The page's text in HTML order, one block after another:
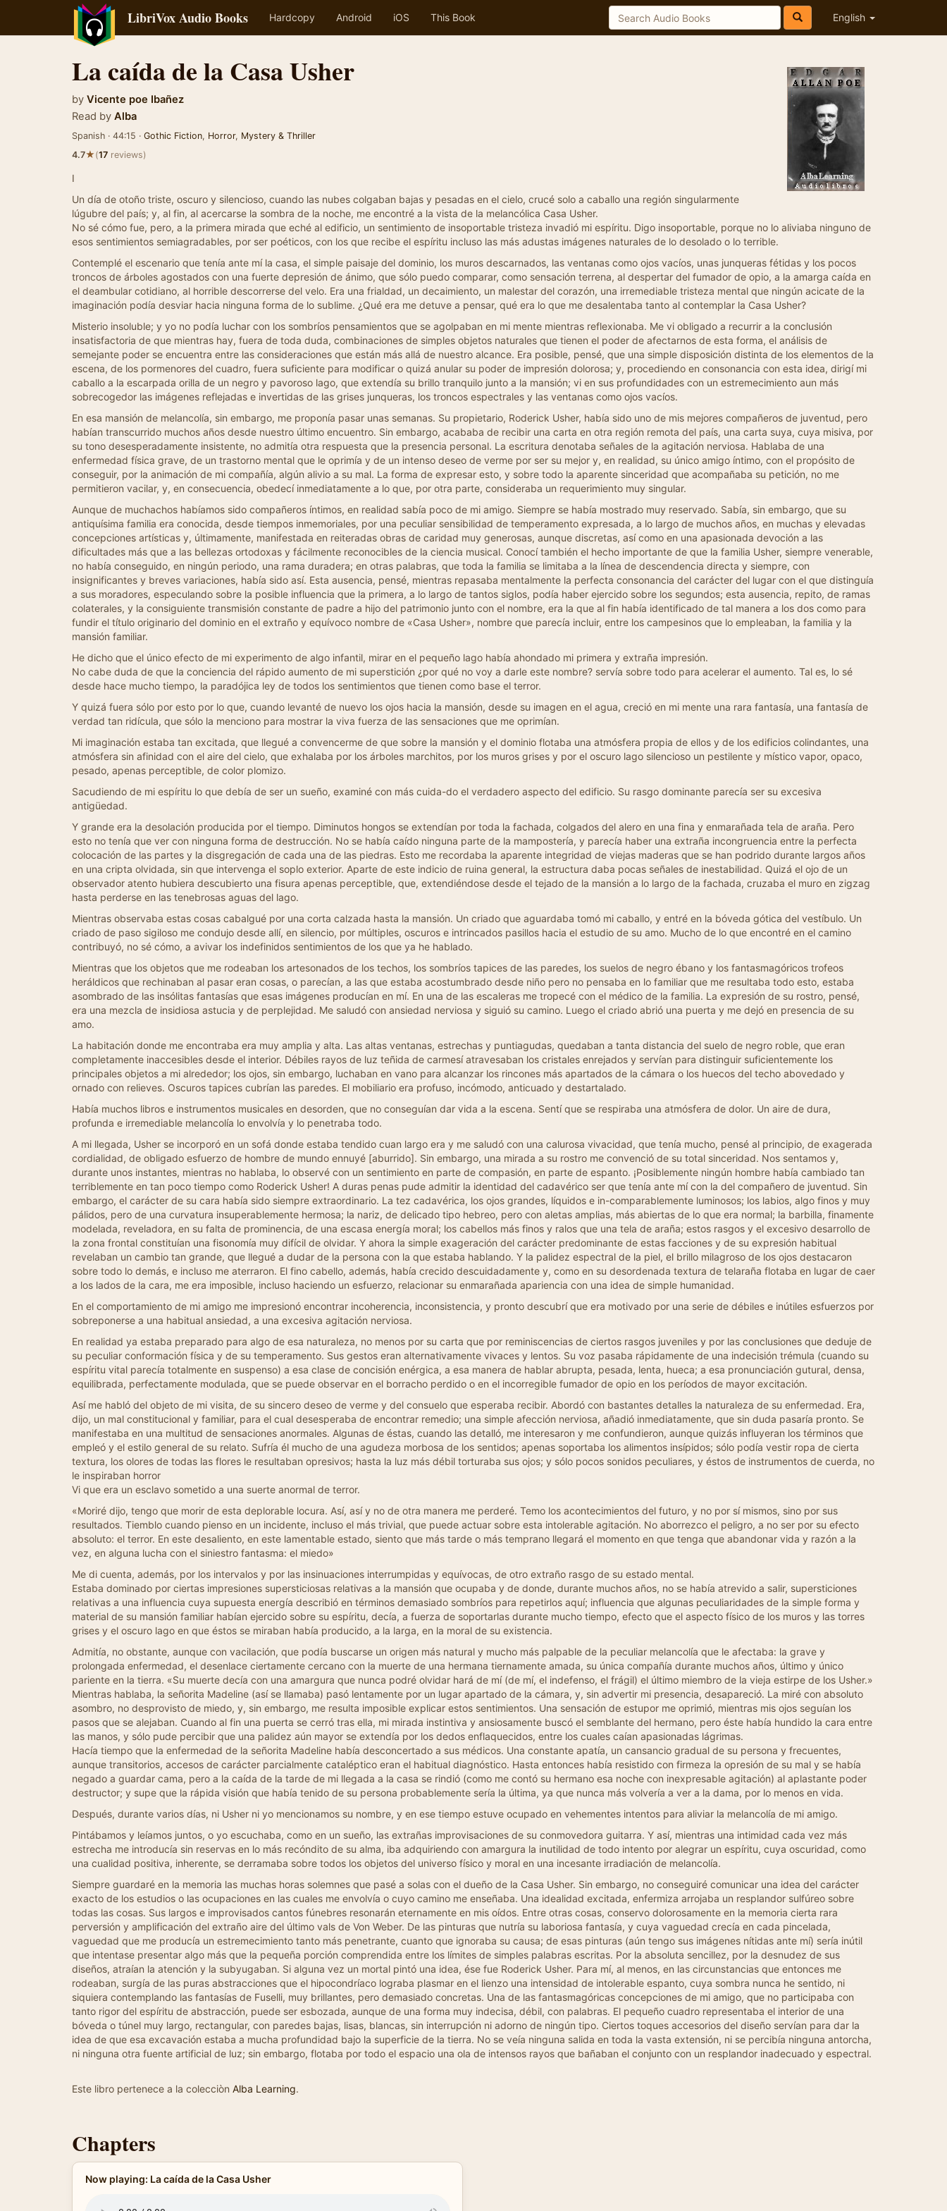
LibriVox Audio Books Hardcopy Android iOS This Book English
La caída de la Casa Usher
by Vicente poe Ibañez
Read by Alba
Spanish · 44:15 · Gothic Fiction, Horror, Mystery & Thriller
4.7★(17 reviews)
I
Un día de otoño triste, oscuro y silencioso, cuando las nubes colgaban bajas y pesadas en el cielo, crucé solo a caballo una región singularmente
lúgubre del país; y, al fin, al acercarse la sombra de la noche, me encontré a la vista de la melancólica Casa Usher.
No sé cómo fue, pero, a la primera mirada que eché al edificio, un sentimiento de insoportable tristeza invadió mi espíritu. Digo insoportable, porque no lo aliviaba ninguno de
esos sentimientos semiagradables, por ser poéticos, con los que recibe el espíritu incluso las más adustas imágenes naturales de lo desolado o lo terrible.
Contemplé el escenario que tenía ante mí la casa, el simple paisaje del dominio, los muros descarnados, las ventanas como ojos vacíos, unas junqueras fétidas y los pocos
troncos de árboles agostados con una fuerte depresión de ánimo, que sólo puedo comparar, como sensación terrena, al despertar del fumador de opio, a la amarga caída en
el deambular cotidiano, al horrible descorrerse del velo. Era una frialdad, un decaimiento, un malestar del corazón, una irremediable tristeza mental que ningún acicate de la
imaginación podía desviar hacia ninguna forma de lo sublime. ¿Qué era me detuve a pensar, qué era lo que me desalentaba tanto al contemplar la Casa Usher?
Misterio insoluble; y yo no podía luchar con los sombríos pensamientos que se agolpaban en mi mente mientras reflexionaba. Me vi obligado a recurrir a la conclusión
insatisfactoria de que mientras hay, fuera de toda duda, combinaciones de simples objetos naturales que tienen el poder de afectarnos de esta forma, el análisis de
semejante poder se encuentra entre las consideraciones que están más allá de nuestro alcance. Era posible, pensé, que una simple disposición distinta de los elementos de la
escena, de los pormenores del cuadro, fuera suficiente para modificar o quizá anular su poder de impresión dolorosa; y, procediendo en consonancia con esta idea, dirigí mi
caballo a la escarpada orilla de un negro y pavoroso lago, que extendía su brillo tranquilo junto a la mansión; vi en sus profundidades con un estremecimiento aun más
sobrecogedor las imágenes reflejadas e invertidas de las grises junqueras, los troncos espectrales y las ventanas como ojos vacíos.
En esa mansión de melancolía, sin embargo, me proponía pasar unas semanas. Su propietario, Roderick Usher, había sido uno de mis mejores compañeros de juventud, pero
habían transcurrido muchos años desde nuestro último encuentro. Sin embargo, acababa de recibir una carta en otra región remota del país, una carta suya, cuya misiva, por
su tono desesperadamente insistente, no admitía otra respuesta que la presencia personal. La escritura denotaba señales de la agitación nerviosa. Hablaba de una
enfermedad física grave, de un trastorno mental que le oprimía y de un intenso deseo de verme por ser su mejor y, en realidad, su único amigo íntimo, con el propósito de
conseguir, por la animación de mi compañía, algún alivio a su mal. La forma de expresar esto, y sobre todo la aparente sinceridad que acompañaba su petición, no me
permitieron vacilar, y, en consecuencia, obedecí inmediatamente a lo que, por otra parte, consideraba un requerimiento muy singular.
Aunque de muchachos habíamos sido compañeros íntimos, en realidad sabía poco de mi amigo. Siempre se había mostrado muy reservado. Sabía, sin embargo, que su
antiquísima familia era conocida, desde tiempos inmemoriales, por una peculiar sensibilidad de temperamento expresada, a lo largo de muchos años, en muchas y elevadas
concepciones artísticas y, últimamente, manifestada en reiteradas obras de caridad muy generosas, aunque discretas, así como en una apasionada devoción a las
dificultades más que a las bellezas ortodoxas y fácilmente reconocibles de la ciencia musical. Conocí también el hecho importante de que la familia Usher, siempre venerable,
no había conseguido, en ningún periodo, una rama duradera; en otras palabras, que toda la familia se limitaba a la línea de descendencia directa y siempre, con
insignificantes y breves variaciones, había sido así. Esta ausencia, pensé, mientras repasaba mentalmente la perfecta consonancia del carácter del lugar con el que distinguía
a sus moradores, especulando sobre la posible influencia que la primera, a lo largo de tantos siglos, podía haber ejercido sobre los segundos; esta ausencia, repito, de ramas
colaterales, y la consiguiente transmisión constante de padre a hijo del patrimonio junto con el nombre, era la que al fin había identificado de tal manera a los dos como para
fundir el título originario del dominio en el extraño y equívoco nombre de «Casa Usher», nombre que parecía incluir, entre los campesinos que lo empleaban, la familia y la
mansión familiar.
He dicho que el único efecto de mi experimento de algo infantil, mirar en el pequeño lago había ahondado mi primera y extraña impresión.
No cabe duda de que la conciencia del rápido aumento de mi superstición ¿por qué no voy a darle este nombre? servía sobre todo para acelerar el aumento. Tal es, lo sé
desde hace mucho tiempo, la paradójica ley de todos los sentimientos que tienen como base el terror.
Y quizá fuera sólo por esto por lo que, cuando levanté de nuevo los ojos hacia la mansión, desde su imagen en el agua, creció en mi mente una rara fantasía, una fantasía de
verdad tan ridícula, que sólo la menciono para mostrar la viva fuerza de las sensaciones que me oprimían.
Mi imaginación estaba tan excitada, que llegué a convencerme de que sobre la mansión y el dominio flotaba una atmósfera propia de ellos y de los edificios colindantes, una
atmósfera sin afinidad con el aire del cielo, que exhalaba por los árboles marchitos, por los muros grises y por el oscuro lago silencioso un pestilente y místico vapor, opaco,
pesado, apenas perceptible, de color plomizo.
Sacudiendo de mi espíritu lo que debía de ser un sueño, examiné con más cuida-do el verdadero aspecto del edificio. Su rasgo dominante parecía ser su excesiva
antigüedad.
Y grande era la desolación producida por el tiempo. Diminutos hongos se extendían por toda la fachada, colgados del alero en una fina y enmarañada tela de araña. Pero
esto no tenía que ver con ninguna forma de destrucción. No se había caído ninguna parte de la mampostería, y parecía haber una extraña incongruencia entre la perfecta
colocación de las partes y la disgregación de cada una de las piedras. Esto me recordaba la aparente integridad de viejas maderas que se han podrido durante largos años
en una cripta olvidada, sin que intervenga el soplo exterior. Aparte de este indicio de ruina general, la estructura daba pocas señales de inestabilidad. Quizá el ojo de un
observador atento hubiera descubierto una fisura apenas perceptible, que, extendiéndose desde el tejado de la mansión a lo largo de la fachada, cruzaba el muro en zigzag
hasta perderse en las tenebrosas aguas del lago.
Mientras observaba estas cosas cabalgué por una corta calzada hasta la mansión. Un criado que aguardaba tomó mi caballo, y entré en la bóveda gótica del vestíbulo. Un
criado de paso sigiloso me condujo desde allí, en silencio, por múltiples, oscuros e intrincados pasillos hacia el estudio de su amo. Mucho de lo que encontré en el camino
contribuyó, no sé cómo, a avivar los indefinidos sentimientos de los que ya he hablado.
Mientras que los objetos que me rodeaban los artesonados de los techos, los sombríos tapices de las paredes, los suelos de negro ébano y los fantasmagóricos trofeos
heráldicos que rechinaban al pasar eran cosas, o parecían, a las que estaba acostumbrado desde niño pero no pensaba en lo familiar que me resultaba todo esto, estaba
asombrado de las insólitas fantasías que esas imágenes producían en mí. En una de las escaleras me tropecé con el médico de la familia. La expresión de su rostro, pensé,
era una mezcla de insidiosa astucia y de perplejidad. Me saludó con ansiedad nerviosa y siguió su camino. Luego el criado abrió una puerta y me dejó en presencia de su
amo.
La habitación donde me encontraba era muy amplia y alta. Las altas ventanas, estrechas y puntiagudas, quedaban a tanta distancia del suelo de negro roble, que eran
completamente inaccesibles desde el interior. Débiles rayos de luz teñida de carmesí atravesaban los cristales enrejados y servían para distinguir suficientemente los
principales objetos a mi alrededor; los ojos, sin embargo, luchaban en vano para alcanzar los rincones más apartados de la cámara o los huecos del techo abovedado y
ornado con relieves. Oscuros tapices cubrían las paredes. El mobiliario era profuso, incómodo, anticuado y destartalado.
Había muchos libros e instrumentos musicales en desorden, que no conseguían dar vida a la escena. Sentí que se respiraba una atmósfera de dolor. Un aire de dura,
profunda e irremediable melancolía lo envolvía y lo penetraba todo.
A mi llegada, Usher se incorporó en un sofá donde estaba tendido cuan largo era y me saludó con una calurosa vivacidad, que tenía mucho, pensé al principio, de exagerada
cordialidad, de obligado esfuerzo de hombre de mundo ennuyé [aburrido]. Sin embargo, una mirada a su rostro me convenció de su total sinceridad. Nos sentamos y,
durante unos instantes, mientras no hablaba, lo observé con un sentimiento en parte de compasión, en parte de espanto. ¡Posiblemente ningún hombre había cambiado tan
terriblemente en tan poco tiempo como Roderick Usher! A duras penas pude admitir la identidad del cadavérico ser que tenía ante mí con la del compañero de juventud. Sin
embargo, el carácter de su cara había sido siempre extraordinario. La tez cadavérica, los ojos grandes, líquidos e in-comparablemente luminosos; los labios, algo finos y muy
pálidos, pero de una curvatura insuperablemente hermosa; la nariz, de delicado tipo hebreo, pero con aletas amplias, más abiertas de lo que era normal; la barbilla, finamente
modelada, reveladora, en su falta de prominencia, de una escasa energía moral; los cabellos más finos y ralos que una tela de araña; estos rasgos y el excesivo desarrollo de
la zona frontal constituían una fisonomía muy difícil de olvidar. Y ahora la simple exageración del carácter predominante de estas facciones y de su expresión habitual
revelaban un cambio tan grande, que llegué a dudar de la persona con la que estaba hablando. Y la palidez espectral de la piel, el brillo milagroso de los ojos destacaron
sobre todo lo demás, e incluso me aterraron. El fino cabello, además, había crecido descuidadamente y, como en su desordenada textura de telaraña flotaba en lugar de caer
a los lados de la cara, me era imposible, incluso haciendo un esfuerzo, relacionar su enmarañada apariencia con una idea de simple humanidad.
En el comportamiento de mi amigo me impresionó encontrar incoherencia, inconsistencia, y pronto descubrí que era motivado por una serie de débiles e inútiles esfuerzos por
sobreponerse a una habitual ansiedad, a una excesiva agitación nerviosa.
En realidad ya estaba preparado para algo de esa naturaleza, no menos por su carta que por reminiscencias de ciertos rasgos juveniles y por las conclusiones que deduje de
su peculiar conformación física y de su temperamento. Sus gestos eran alternativamente vivaces y lentos. Su voz pasaba rápidamente de una indecisión trémula (cuando su
espíritu vital parecía totalmente en suspenso) a esa clase de concisión enérgica, a esa manera de hablar abrupta, pesada, lenta, hueca; a esa pronunciación gutural, densa,
equilibrada, perfectamente modulada, que se puede observar en el borracho perdido o en el incorregible fumador de opio en los períodos de mayor excitación.
Así me habló del objeto de mi visita, de su sincero deseo de verme y del consuelo que esperaba recibir. Abordó con bastantes detalles la naturaleza de su enfermedad. Era,
dijo, un mal constitucional y familiar, para el cual desesperaba de encontrar remedio; una simple afección nerviosa, añadió inmediatamente, que sin duda pasaría pronto. Se
manifestaba en una multitud de sensaciones anormales. Algunas de éstas, cuando las detalló, me interesaron y me confundieron, aunque quizás influyeran los términos que
empleó y el estilo general de su relato. Sufría él mucho de una agudeza morbosa de los sentidos; apenas soportaba los alimentos insípidos; sólo podía vestir ropa de cierta
textura, los olores de todas las flores le resultaban opresivos; hasta la luz más débil torturaba sus ojos; y sólo pocos sonidos peculiares, y éstos de instrumentos de cuerda, no
le inspiraban horror
Vi que era un esclavo sometido a una suerte anormal de terror.
«Moriré dijo, tengo que morir de esta deplorable locura. Así, así y no de otra manera me perderé. Temo los acontecimientos del futuro, y no por sí mismos, sino por sus
resultados. Tiemblo cuando pienso en un incidente, incluso el más trivial, que puede actuar sobre esta intolerable agitación. No aborrezco el peligro, a no ser por su efecto
absoluto: el terror. En este desaliento, en este lamentable estado, siento que más tarde o más temprano llegará el momento en que tenga que abandonar vida y razón a la
vez, en alguna lucha con el siniestro fantasma: el miedo»
Me di cuenta, además, por los intervalos y por las insinuaciones interrumpidas y equívocas, de otro extraño rasgo de su estado mental.
Estaba dominado por ciertas impresiones supersticiosas relativas a la mansión que ocupaba y de donde, durante muchos años, no se había atrevido a salir, supersticiones
relativas a una influencia cuya supuesta energía describió en términos demasiado sombríos para repetirlos aquí; influencia que algunas peculiaridades de la simple forma y
material de su mansión familiar habían ejercido sobre su espíritu, decía, a fuerza de soportarlas durante mucho tiempo, efecto que el aspecto físico de los muros y las torres
grises y el oscuro lago en que éstos se miraban había producido, a la larga, en la moral de su existencia.
Admitía, no obstante, aunque con vacilación, que podía buscarse un origen más natural y mucho más palpable de la peculiar melancolía que le afectaba: la grave y
prolongada enfermedad, el desenlace ciertamente cercano con la muerte de una hermana tiernamente amada, su única compañía durante muchos años, último y único
pariente en la tierra. «Su muerte decía con una amargura que nunca podré olvidar hará de mí (de mí, el indefenso, el frágil) el último miembro de la vieja estirpe de los Usher.»
Mientras hablaba, la señorita Madeline (así se llamaba) pasó lentamente por un lugar apartado de la cámara, y, sin advertir mi presencia, desapareció. La miré con absoluto
asombro, no desprovisto de miedo, y, sin embargo, me resulta imposible explicar estos sentimientos. Una sensación de estupor me oprimió, mientras mis ojos seguían los
pasos que se alejaban. Cuando al fin una puerta se cerró tras ella, mi mirada instintiva y ansiosamente buscó el semblante del hermano, pero éste había hundido la cara entre
las manos, y sólo pude percibir que una palidez aún mayor se extendía por los dedos enflaquecidos, entre los cuales caían apasionadas lágrimas.
Hacía tiempo que la enfermedad de la señorita Madeline había desconcertado a sus médicos. Una constante apatía, un cansancio gradual de su persona y frecuentes,
aunque transitorios, accesos de carácter parcialmente cataléptico eran el habitual diagnóstico. Hasta entonces había resistido con firmeza la opresión de su mal y se había
negado a guardar cama, pero a la caída de la tarde de mi llegada a la casa se rindió (como me contó su hermano esa noche con inexpresable agitación) al aplastante poder
destructor; y supe que la rápida visión que había tenido de su persona probablemente sería la última, ya que nunca más volvería a ver a la dama, por lo menos en vida.
Después, durante varios días, ni Usher ni yo mencionamos su nombre, y en ese tiempo estuve ocupado en vehementes intentos para aliviar la melancolía de mi amigo.
Pintábamos y leíamos juntos, o yo escuchaba, como en un sueño, las extrañas improvisaciones de su conmovedora guitarra. Y así, mientras una intimidad cada vez más
estrecha me introducía sin reservas en lo más recóndito de su alma, iba adquiriendo con amargura la inutilidad de todo intento por alegrar un espíritu, cuya oscuridad, como
una cualidad positiva, inherente, se derramaba sobre todos los objetos del universo físico y moral en una incesante irradiación de melancolía.
Siempre guardaré en la memoria las muchas horas solemnes que pasé a solas con el dueño de la Casa Usher. Sin embargo, no conseguiré comunicar una idea del carácter
exacto de los estudios o las ocupaciones en las cuales me envolvía o cuyo camino me enseñaba. Una idealidad excitada, enfermiza arrojaba un resplandor sulfúreo sobre
todas las cosas. Sus largos e improvisados cantos fúnebres resonarán eternamente en mis oídos. Entre otras cosas, conservo dolorosamente en la memoria cierta rara
perversión y amplificación del extraño aire del último vals de Von Weber. De las pinturas que nutría su laboriosa fantasía, y cuya vaguedad crecía en cada pincelada,
vaguedad que me producía un estremecimiento tanto más penetrante, cuanto que ignoraba su causa; de esas pinturas (aún tengo sus imágenes nítidas ante mí) sería inútil
que intentase presentar algo más que la pequeña porción comprendida entre los límites de simples palabras escritas. Por la absoluta sencillez, por la desnudez de sus
diseños, atraían la atención y la subyugaban. Si alguna vez un mortal pintó una idea, ése fue Roderick Usher. Para mí, al menos, en las circunstancias que entonces me
rodeaban, surgía de las puras abstracciones que el hipocondríaco lograba plasmar en el lienzo una intensidad de intolerable espanto, cuya sombra nunca he sentido, ni
siquiera contemplando las fantasías de Fuselli, muy brillantes, pero demasiado concretas. Una de las fantasmagóricas concepciones de mi amigo, que no participaba con
tanto rigor del espíritu de abstracción, puede ser esbozada, aunque de una forma muy indecisa, débil, con palabras. El pequeño cuadro representaba el interior de una
bóveda o túnel muy largo, rectangular, con paredes bajas, lisas, blancas, sin interrupción ni adorno de ningún tipo. Ciertos toques accesorios del diseño servían para dar la
idea de que esa excavación estaba a mucha profundidad bajo la superficie de la tierra. No se veía ninguna salida en toda la vasta extensión, ni se percibía ninguna antorcha,
ni ninguna otra fuente artificial de luz; sin embargo, flotaba por todo el espacio una ola de intensos rayos que bañaban el conjunto con un resplandor inadecuado y espectral.
Este libro pertenece a la colecciòn Alba Learning.
Chapters
Now playing: La caída de la Casa Usher